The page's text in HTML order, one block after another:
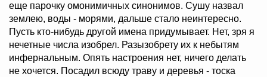
еще парочку омонимичных синонимов. Сушу назвал
землею, воды - морями, дальше стало неинтересно.
Пусть кто-нибудь другой имена придумывает. Нет, зря я
нечетные числа изобрел. Разызобрету их к небытям
инфернальным. Опять настроения нет, ничего делать
не хочется. Посадил всюду траву и деревья - тоска